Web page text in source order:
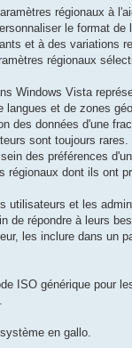
régionaux à
le format
et à des variations
régionaux
Windows Vista
et de zones
des données d'une
sont toujours
des préférences
dont ils ont
et les
de répondre à leurs
les inclure dans un
ISO générique pour
en gallo.